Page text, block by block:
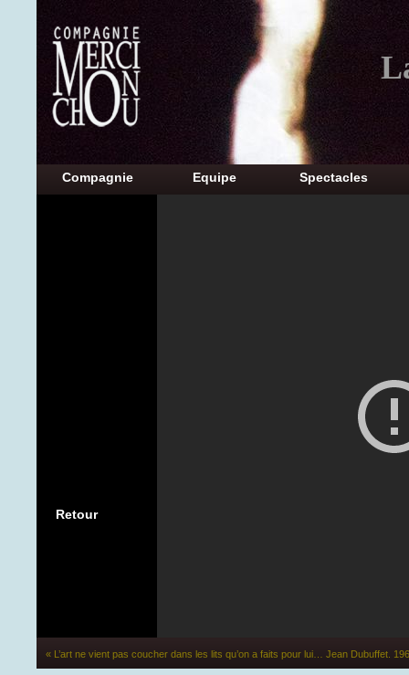
Retour
Equipe
Compagnie Spectacles
« L’art ne vient pas coucher dans les lits qu’on a faits pour lui… Jean Dubuffet.